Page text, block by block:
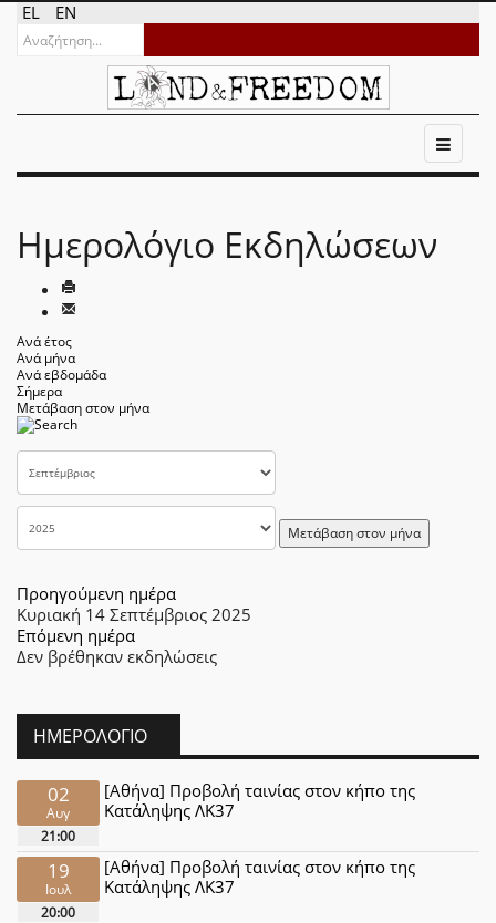
EL EN
Ημερολόγιο Εκδηλώσεων
Ανά έτος
Ανά μήνα
Ανά εβδομάδα
Σήμερα
Μετάβαση στον μήνα
Μετάβαση στον μήνα
Προηγούμενη ημέρα
Κυριακή 14 Σεπτέμβριος 2025
Επόμενη ημέρα
Δεν βρέθηκαν εκδηλώσεις
ΗΜΕΡΟΛΌΓΙΟ
02
Αυγ
21:00
[Αθήνα] Προβολή ταινίας στον κήπο της
Κατάληψης ΛΚ37
19
Ιουλ
20:00
[Αθήνα] Προβολή ταινίας στον κήπο της
Κατάληψης ΛΚ37